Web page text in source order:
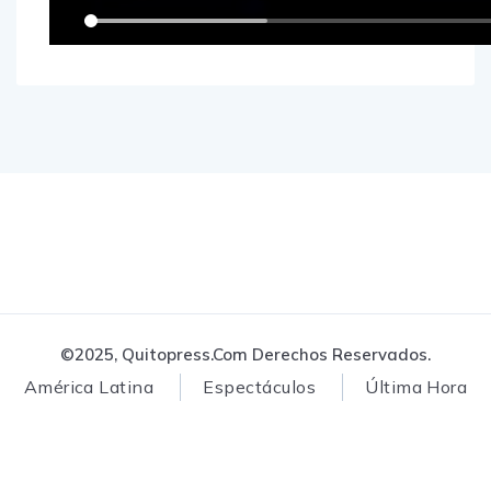
©2025, Quitopress.com Derechos Reservados.
América Latina Espectáculos Última Hora